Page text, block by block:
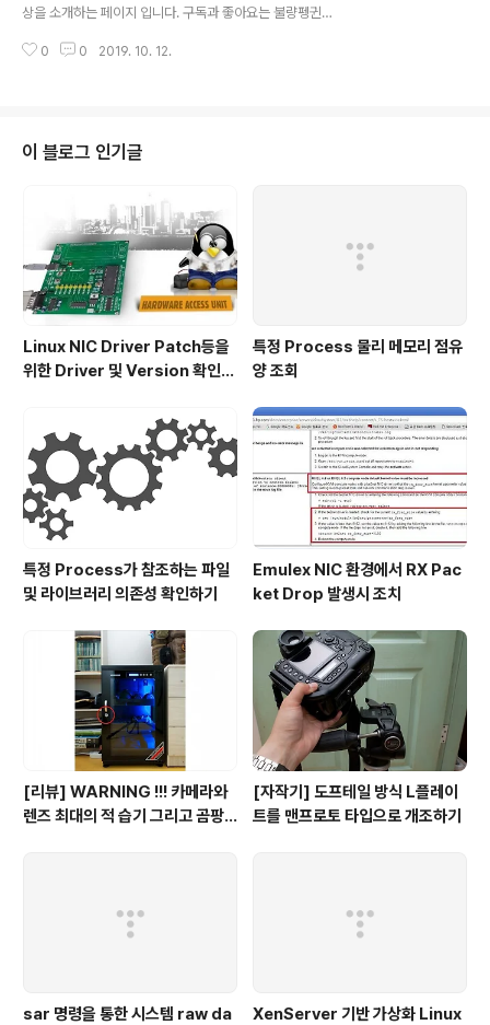
상을 소개하는 페이지 입니다. 구독과 좋아요는 불량펭귄
60 Frame 환경으로 제작되었습니다. 이상입니다. 감사합
0 0 2019. 10. 12.
이 블로그 인기글
Linux NIC Driver Patch등을
위한 Driver 및 Version 확인하
특정 Process 물리 메모리 점유
양 조회
특정 Process가 참조하는 파일
및 라이브러리 의존성 확인하기
Emulex NIC 환경에서 RX Pac
ket Drop 발생시 조치
[리뷰] WARNING !!! 카메라와
렌즈 최대의 적 습기 그리고 곰팡
[자작기] 도프테일 방식 L플레이
트를 맨프로토 타입으로 개조하기
sar 명령을 통한 시스템 raw da XenServer 기반 가상화 Linux